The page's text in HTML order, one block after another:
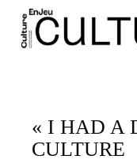
« I HAD A
CULTURE